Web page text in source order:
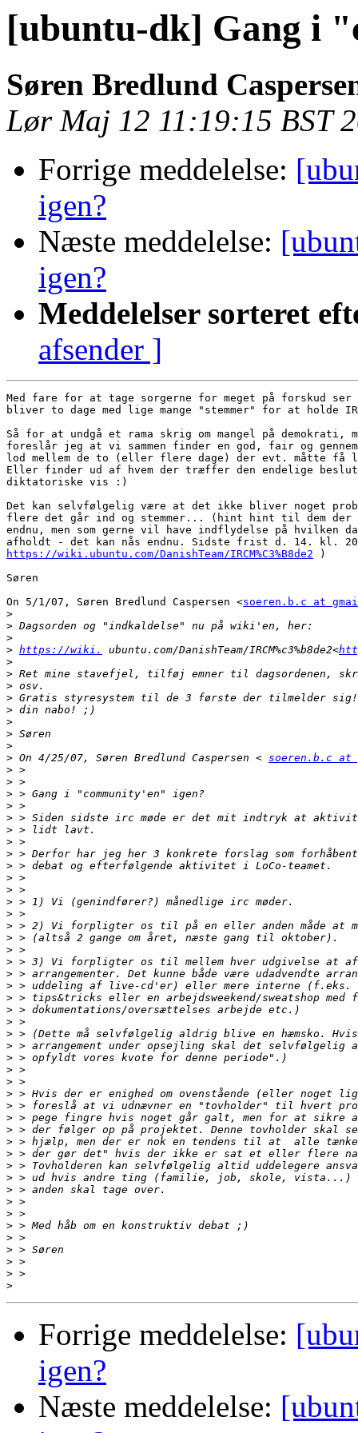
[ubuntu-dk] Gang i
Søren Bredlund
Lør Maj 12 11:19:15 BST
Forrige meddelelse:
igen?
Næste meddelelse:
igen?
Meddelelser sorteret
afsender ]
Med fare for at tage sorgerne for meget på forskud ser
bliver to dage med lige mange "stemmer" for at holde
Så for at undgå et rama skrig om mangel på demokrati,
foreslår jeg at vi sammen finder en god, fair og
lod mellem de to (eller flere dage) der evt. måtte få
Eller finder ud af hvem der træffer den endelige
diktatoriske vis :)
Det kan selvfølgelig være at det ikke bliver noget
flere det går ind og stemmer... (hint hint til dem der
endnu, men som gerne vil have indflydelse på hvilken
https://wiki.ubuntu.com/DanishTeam/IRCM%C3%B8de2 )
Søren
On 5/1/07, Søren Bredlund Caspersen <soeren.b.c at
>
>
>
> https://wiki. ubuntu.com/DanishTeam/IRCM%c3%b8de2<
>
>
>
>
>
>
>
>
> On 4/25/07, Søren Bredlund Caspersen < soeren.b.c at
>
>
>
>
>
>
>
>
>
>
>
>
>
>
>
>
>
>
>
>
>
>
>
>
>
>
>
>
>
>
>
>
>
>
>
>
>
>
>
>
>
>
>
>
Forrige meddelelse:
igen?
Næste meddelelse: